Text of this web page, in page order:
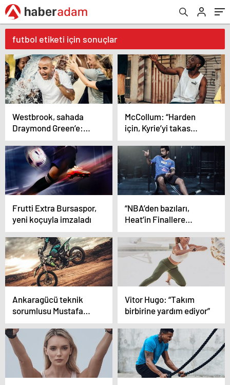
futbol etiketi için sonuçlar
Westbrook, sahada
Draymond Green’e:
“Daha şut
atamıyorsun!”
McCollum: “Harden
için, Kyrie’yi takas
ederdim…”
Frutti Extra Bursaspor,
yeni koçuyla imzaladı
“NBA’den bazıları,
Heat’in Finallere
çıkışını ‘şans eseri’
olarak görüyor” iddiası
Ankaragücü teknik
sorumlusu Mustafa
Dalcı: “Tek eksik
goldü”
Vitor Hugo: “Takım
birbirine yardım ediyor”